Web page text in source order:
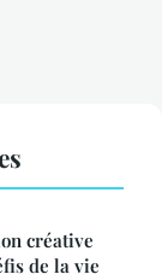
créative
de la vie